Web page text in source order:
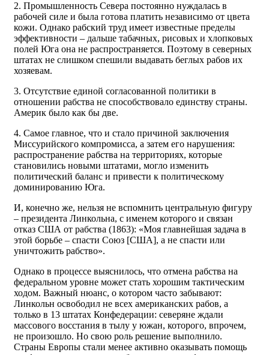
2. Промышленность Севера постоянно нуждалась в
рабочей силе и была готова платить независимо от цвета
кожи. Однако рабский труд имеет известные пределы
эффективности – дальше табачных, рисовых и хлопковых
полей Юга она не распространяется. Поэтому в северных
штатах не слишком спешили выдавать беглых рабов их
хозяевам.
3. Отсутствие единой согласованной политики в
отношении рабства не способствовало единству страны.
Америк было как бы две.
4. Самое главное, что и стало причиной заключения
Миссурийского компромисса, а затем его нарушения:
распространение рабства на территориях, которые
становились новыми штатами, могло изменить
политический баланс и привести к политическому
доминированию Юга.
И, конечно же, нельзя не вспомнить центральную фигуру
– президента Линкольна, с именем которого и связан
отказ США от рабства (1863): «Моя главнейшая задача в
этой борьбе – спасти Союз [США], а не спасти или
уничтожить рабство».
Однако в процессе выяснилось, что отмена рабства на
федеральном уровне может стать хорошим тактическим
ходом. Важный нюанс, о котором часто забывают:
Линкольн освободил не всех американских рабов, а
только в 13 штатах Конфедерации: северяне ждали
массового восстания в тылу у южан, которого, впрочем,
не произошло. Но свою роль решение выполнило.
Страны Европы стали менее активно оказывать помощь